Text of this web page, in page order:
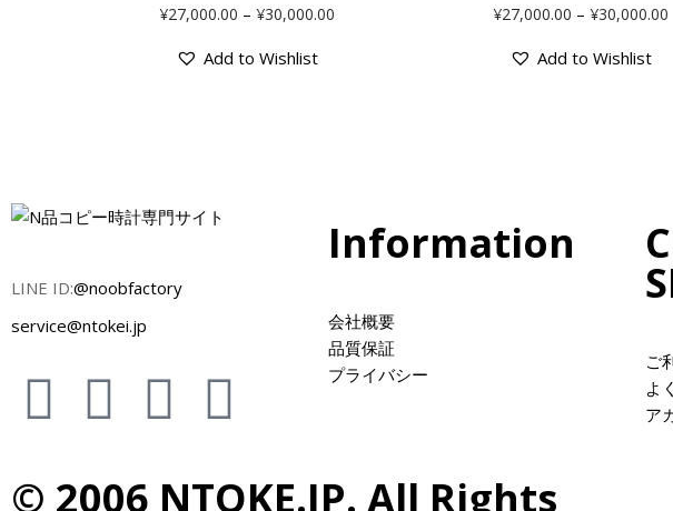
¥27,000.00 – ¥30,000.00
Add to Wishlist
¥27,000.00 – ¥30,000.00
Add to Wishlist
LINE ID:@noobfactory
service@ntokei.jp
Information
会社概要
品質保証
プライバシー
ご
よ
ア
© 2006 NTOKE.JP. All Rights